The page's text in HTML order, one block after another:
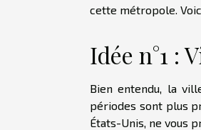
cette métropole.
Idée n°1 :
Bien entendu, la
périodes sont plus
États-Unis, ne vous